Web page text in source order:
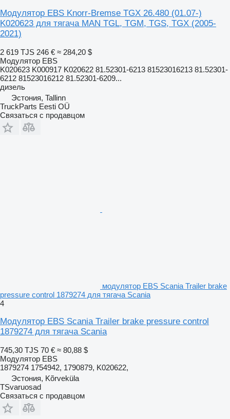
Модулятор EBS Knorr-Bremse TGX 26.480 (01.07-)
K020623 для тягача MAN TGL, TGM, TGS, TGX (2005-
2021)
2 619 TJS 246 € ≈ 284,20 $
Модулятор EBS
K020623 K000917 K020622 81.52301-6213 81523016213 81.52301-
6212 81523016212 81.52301-6209...
дизель
Эстония, Tallinn
TruckParts Eesti OÜ
Связаться с продавцом
модулятор EBS Scania Trailer brake
pressure control 1879274 для тягача Scania
4
Модулятор EBS Scania Trailer brake pressure control
1879274 для тягача Scania
745,30 TJS 70 € ≈ 80,88 $
Модулятор EBS
1879274 1754942, 1790879, K020622,
Эстония, Kõrveküla
TSvaruosad
Связаться с продавцом